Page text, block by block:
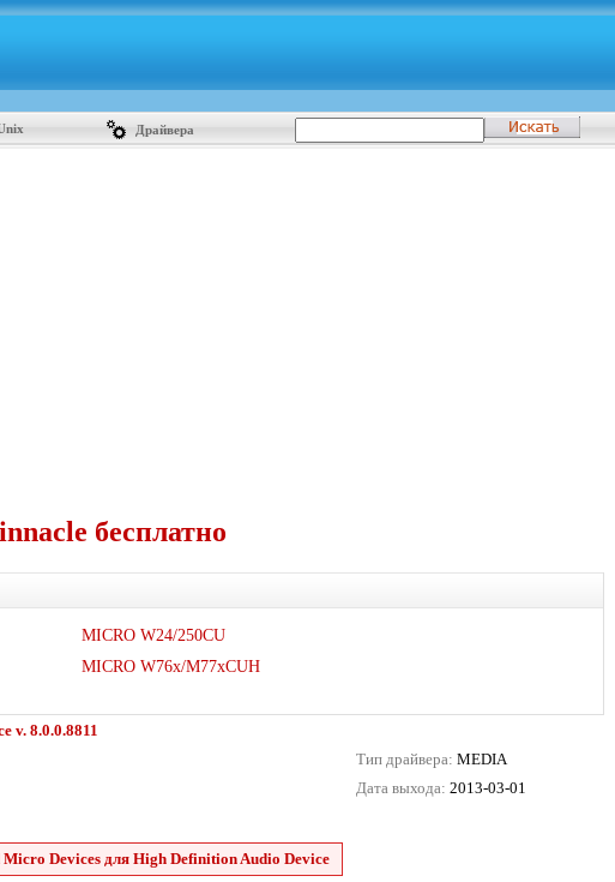
Драйвера
бесплатно
MICRO W24/250CU
MICRO W76x/M77xCUH
v. 8.0.0.8811
Тип драйвера: MEDIA
Дата выхода: 2013-03-01
Micro Devices для High Definition Audio Device